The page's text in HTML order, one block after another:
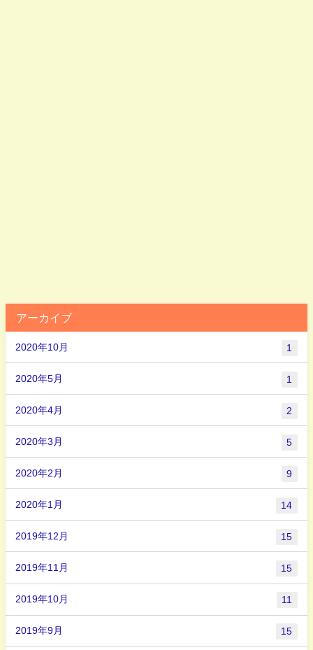
アーカイブ
2020年10月 1
2020年5月 1
2020年4月 2
2020年3月 5
2020年2月 9
2020年1月 14
2019年12月 15
2019年11月 15
2019年10月 11
2019年9月 15